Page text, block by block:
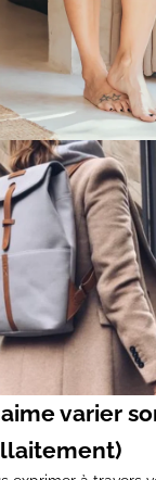
varier